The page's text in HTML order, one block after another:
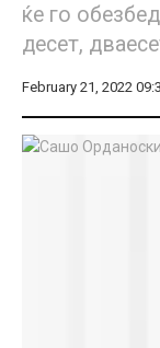
ќе го
десет,
February 21, 2022